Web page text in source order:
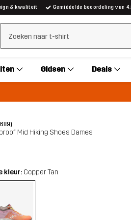
& kwaliteit Gemiddelde beoordeling van
Zoeken wissen
Gidsen Deals
Mid Hiking Shoes Dames
kleur: Copper Tan